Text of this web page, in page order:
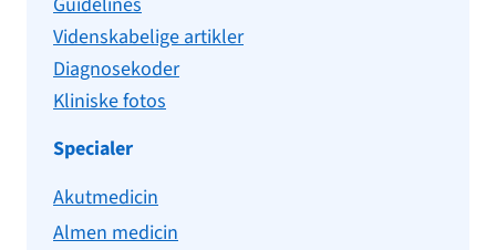
Videnskabelige artikler
Diagnosekoder
Kliniske fotos
Specialer
Akutmedicin
Almen medicin